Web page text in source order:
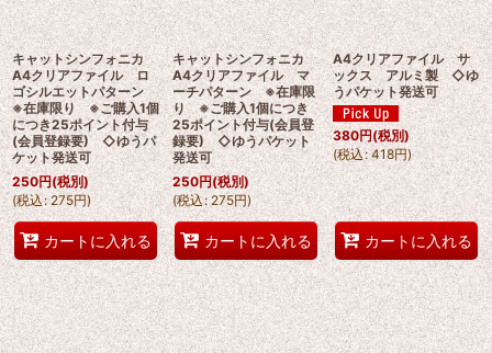
キャットシンフォニカ
A4クリアファイル ロ
ゴシルエットパターン
※在庫限り ※ご購入1個
につき25ポイント付与
(会員登録要) ◇ゆうパ
ケット発送可
250円(税別)
(税込: 275円)
カートに入れる
キャットシンフォニカ
A4クリアファイル マ
ーチパターン ※在庫限
り ※ご購入1個につき
25ポイント付与(会員登
録要) ◇ゆうパケット
発送可
250円(税別)
(税込: 275円)
カートに入れる
A4クリアファイル サ
ックス アルミ製 ◇ゆ
うパケット発送可
380円(税別)
(税込: 418円)
カートに入れる